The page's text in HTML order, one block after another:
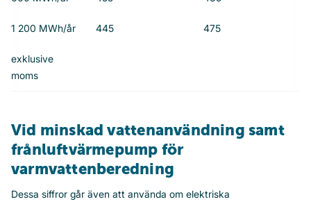
1 200 MWh/år 445 475
exklusive
moms
Vid minskad vattenanvändning samt
frånluftvärmepump för
varmvattenberedning
Dessa siffror går även att använda om elektriska